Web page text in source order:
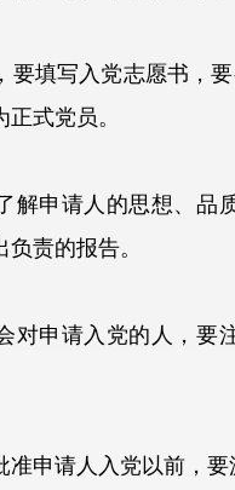
写入党志愿书，要
式党员。
申请人的思想、品质
责的报告。
申请入党的人，要注
请人入党以前，要